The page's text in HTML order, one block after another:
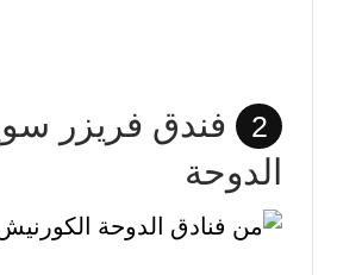
2
فندق فريزر
الدوحة